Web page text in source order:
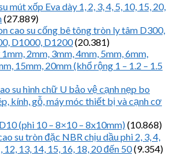
mút xốp Eva dày 1, 2, 3, 4, 5, 10, 15, 20,
(27.889)
cao su cống bê tông tròn ly tâm D300,
D1000, D1200(20.381)
2mm, 3mm, 4mm, 5mm, 6mm,
15mm, 20mm (khổ rộng 1 – 1.2 – 1.5
su hình chữ U bảo vệ cạnh nẹp bo
kính, gỗ, máy móc thiết bị và cạnh cơ
(phi 10 – 8×10 – 8x10mm)(10.868)
su tròn đặc NBR chịu dầu phi 2, 3, 4,
12, 13, 14, 15, 16, 18, 20 đến 50(9.354)